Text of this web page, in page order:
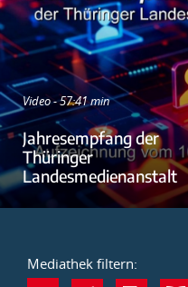
Video - 57:41 min
Jahresempfang der
Thüringer
Landesmedienanstalt
Mediathek filtern: